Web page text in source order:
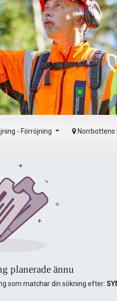
- Förröjning
planerade ännu
som matchar din sökning efter: